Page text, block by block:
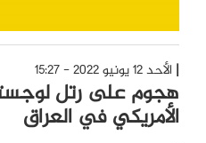
الأحد 12 يونيو 2022 - 15:27
هجوم على رتل
الأمريكي في العراق